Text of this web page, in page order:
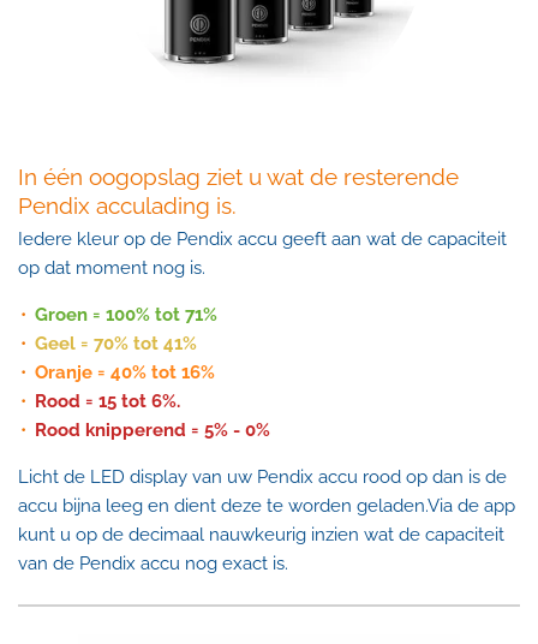
In één oogopslag ziet u wat de resterende
Pendix acculading is.
Iedere kleur op de Pendix accu geeft aan wat de capaciteit
op dat moment nog is.
Groen = 100% tot 71%
Geel = 70% tot 41%
Oranje = 40% tot 16%
Rood = 15 tot 6%.
Rood knipperend = 5% - 0%
Licht de LED display van uw Pendix accu rood op dan is de
accu bijna leeg en dient deze te worden geladen.Via de app
kunt u op de decimaal nauwkeurig inzien wat de capaciteit
van de Pendix accu nog exact is.